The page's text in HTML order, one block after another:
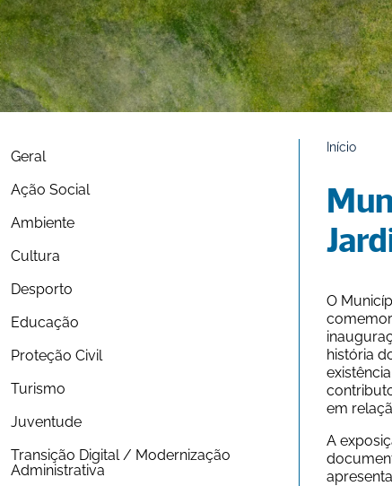
Geral
Ação Social
Ambiente
Cultura
Desporto
Educação
Proteção Civil
Turismo
Juventude
Transição Digital / Modernização
Administrativa
Início
O
história
em
A